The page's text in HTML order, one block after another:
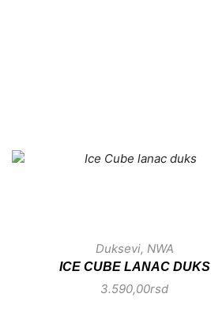
Duksevi, NWA
ICE CUBE LANAC DUKS
3.590,00rsd